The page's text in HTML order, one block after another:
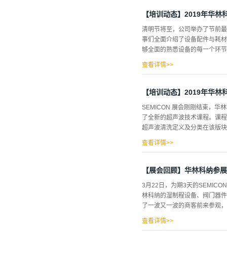
【培训动态】2019年华
清明节将至，公司举办了节前
事们全面介绍了设备配件与耗
够全面的熟悉设备的每一个环
查看详情>>
【培训动态】2019年华
SEMICON 展会刚刚结束，华
了全新的超声波技术课程。课
超声波清洗定义及分类在该版
操作条件来选择不同的清洗工
功率密度会由于空化作用过份
的各种镀层以及铝合金件更为
大的情况下，还附有清洗液循
两个结构上互相独立的装置，
体的。版块四：兆...
查看详情>>
【展会回顾】华林科纳参
3月22日，为期3天的
林科纳的湿制程设备、阀门器
了一波又一波的商客前来参观
查看详情>>